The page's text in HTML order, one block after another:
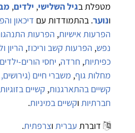
מטפלת בגיל השלישי, ילדים,
ונוער. בהתמודדות עם דיכאון
הפרעות אישיות, הפרעות
נפש, הפרעות קשב וריכוז, הריון
כפיתיות, חרדה, יחסי הורים-ילדים
מחלות גוף, משברי חיים
קשיים בהתארגנות, קשיים בזוגיות
חברתיות וקשיים במיניות.
דוברת עברית וצרפתית.